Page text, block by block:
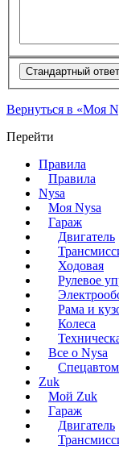
Вернуться в «Моя
Перейти
Правила
Правила
Nysa
Моя Nysa
Гараж
Двигатель
Ходовая
Рулевое
Рама и
Колеса
Все о Nysa
Zuk
Мой Zuk
Гараж
Двигатель